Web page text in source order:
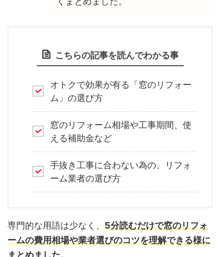
こちらの記事を読んでわかる事
オトクで効果が有る「窓のリフォー
ム」の選び方
窓のリフォーム相場や工事期間、使
える補助金など
手抜き工事に合わない為の、リフォ
ーム業者の選び方
専門的な用語は少なく、 5分読むだけで窓のリフォ
ームの費用相場や業者選びのコツを理解できる様に
まとめました。